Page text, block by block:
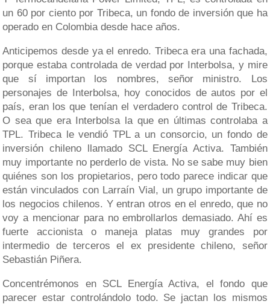
un 60 por ciento por Tribeca, un fondo de inversión que ha
operado en Colombia desde hace años.
Anticipemos desde ya el enredo. Tribeca era una fachada,
porque estaba controlada de verdad por Interbolsa, y mire
que sí importan los nombres, señor ministro. Los
personajes de Interbolsa, hoy conocidos de autos por el
país, eran los que tenían el verdadero control de Tribeca.
O sea que era Interbolsa la que en últimas controlaba a
TPL. Tribeca le vendió TPL a un consorcio, un fondo de
inversión chileno llamado SCL Energía Activa. También
muy importante no perderlo de vista. No se sabe muy bien
quiénes son los propietarios, pero todo parece indicar que
están vinculados con Larraín Vial, un grupo importante de
los negocios chilenos. Y entran otros en el enredo, que no
voy a mencionar para no embrollarlos demasiado. Ahí es
fuerte accionista o maneja platas muy grandes por
intermedio de terceros el ex presidente chileno, señor
Sebastián Piñera.
Concentrémonos en SCL Energía Activa, el fondo que
parecer estar controlándolo todo. Se jactan los mismos